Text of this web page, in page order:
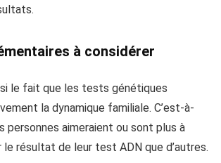
à considérer
le fait que les tests génétiques
la dynamique familiale. C’est-à-
personnes aimeraient ou sont plus à
le résultat de leur test ADN que d’autres.